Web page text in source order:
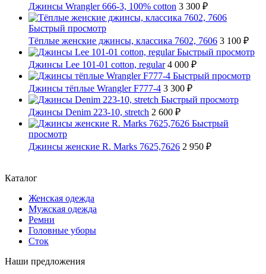
Джинсы Wrangler 666-3, 100% cotton 3 300 ₽
Быстрый просмотр
Тёплые женские джинсы, классика 7602, 7606 3 100 ₽
Быстрый просмотр
Джинсы Lee 101-01 cotton, regular 4 000 ₽
Быстрый просмотр
Джинсы тёплые Wrangler F777-4 3 300 ₽
Быстрый просмотр
Джинсы Denim 223-10, stretch 2 600 ₽
Быстрый
просмотр
Джинсы женские R. Marks 7625,7626 2 950 ₽
Каталог
Женская одежда
Мужская одежда
Ремни
Головные уборы
Сток
Наши предложения